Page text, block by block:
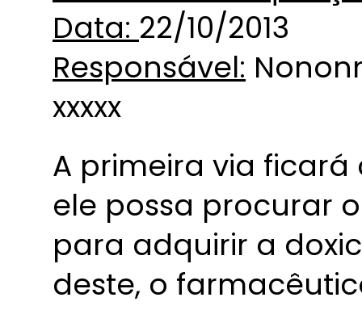
Data: 22/10/2013
Responsável:
xxxxx
A primeira via
ele possa procurar
para adquirir a
deste, o